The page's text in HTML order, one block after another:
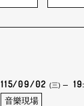
115/09/02 (三)
音樂現場